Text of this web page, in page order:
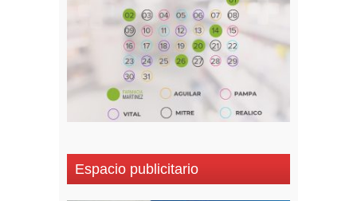
Espacio publicitario